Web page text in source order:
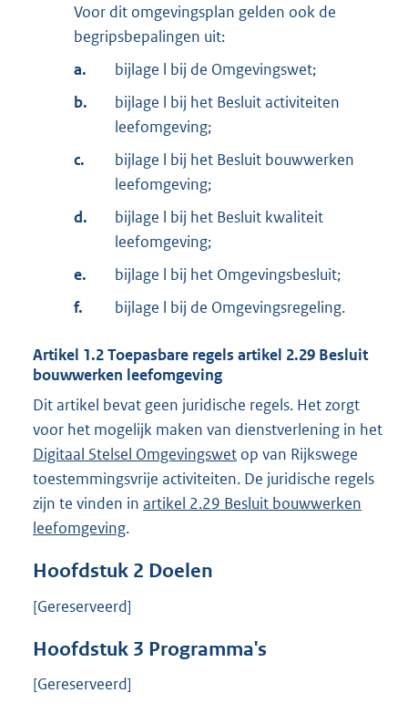
Voor dit omgevingsplan gelden ook de
begripsbepalingen uit:
a.
bijlage l bij de Omgevingswet;
b.
bijlage l bij het Besluit activiteiten
leefomgeving;
c.
bijlage l bij het Besluit bouwwerken
leefomgeving;
d.
bijlage l bij het Besluit kwaliteit
leefomgeving;
e.
bijlage l bij het Omgevingsbesluit;
f.
bijlage l bij de Omgevingsregeling.
Artikel 1.2Toepasbare regels artikel 2.29 Besluit
bouwwerken leefomgeving
Dit artikel bevat geen juridische regels. Het zorgt
voor het mogelijk maken van dienstverlening in het
Digitaal Stelsel Omgevingswet op van Rijkswege
toestemmingsvrije activiteiten. De juridische regels
zijn te vinden in artikel 2.29 Besluit bouwwerken
leefomgeving.
Hoofdstuk 2 Doelen
[Gereserveerd]
Hoofdstuk 3 Programma's
[Gereserveerd]